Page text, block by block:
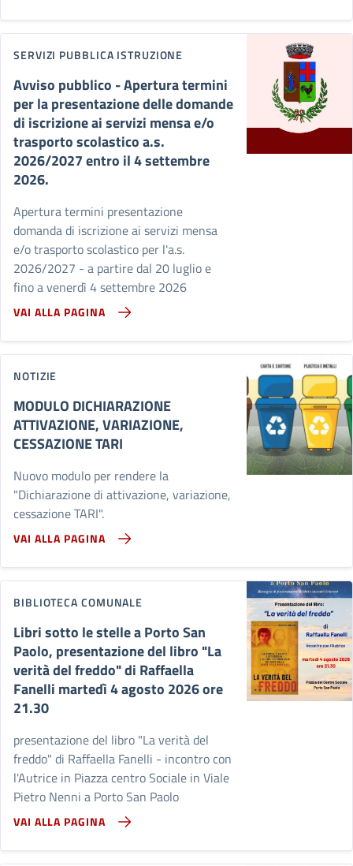
SERVIZI PUBBLICA ISTRUZIONE
Avviso pubblico - Apertura termini
per la presentazione delle domande
di iscrizione ai servizi mensa e/o
trasporto scolastico a.s.
2026/2027 entro il 4 settembre
2026.
Apertura termini presentazione
domanda di iscrizione ai servizi mensa
e/o trasporto scolastico per l'a.s.
2026/2027 - a partire dal 20 luglio e
fino a venerdì 4 settembre 2026
VAI ALLA PAGINA
NOTIZIE
MODULO DICHIARAZIONE
ATTIVAZIONE, VARIAZIONE,
CESSAZIONE TARI
Nuovo modulo per rendere la
"Dichiarazione di attivazione, variazione,
cessazione TARI".
VAI ALLA PAGINA
BIBLIOTECA COMUNALE
Libri sotto le stelle a Porto San
Paolo, presentazione del libro "La
verità del freddo" di Raffaella
Fanelli martedì 4 agosto 2026 ore
21.30
presentazione del libro "La verità del
freddo" di Raffaella Fanelli - incontro con
l'Autrice in Piazza centro Sociale in Viale
Pietro Nenni a Porto San Paolo
VAI ALLA PAGINA